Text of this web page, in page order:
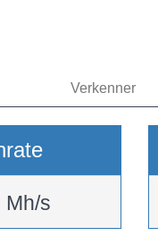
Verkenner
Mh/s